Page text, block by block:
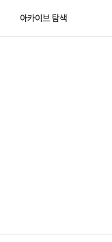
아카이브 탐색